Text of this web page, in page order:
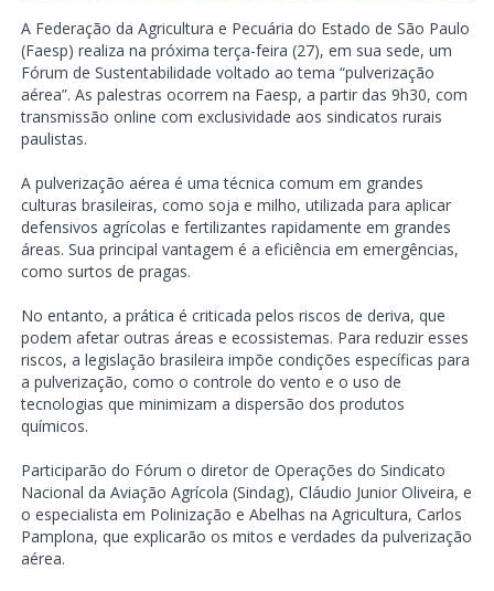
A Federação da Agricultura e Pecuária do Estado de São Paulo
(Faesp) realiza na próxima terça-feira (27), em sua sede, um
Fórum de Sustentabilidade voltado ao tema “pulverização
aérea”. As palestras ocorrem na Faesp, a partir das 9h30, com
transmissão online com exclusividade aos sindicatos rurais
paulistas.
A pulverização aérea é uma técnica comum em grandes
culturas brasileiras, como soja e milho, utilizada para aplicar
defensivos agrícolas e fertilizantes rapidamente em grandes
áreas. Sua principal vantagem é a eficiência em emergências,
como surtos de pragas.
No entanto, a prática é criticada pelos riscos de deriva, que
podem afetar outras áreas e ecossistemas. Para reduzir esses
riscos, a legislação brasileira impõe condições específicas para
a pulverização, como o controle do vento e o uso de
tecnologias que minimizam a dispersão dos produtos
químicos.
Participarão do Fórum o diretor de Operações do Sindicato
Nacional da Aviação Agrícola (Sindag), Cláudio Junior Oliveira, e
o especialista em Polinização e Abelhas na Agricultura, Carlos
Pamplona, que explicarão os mitos e verdades da pulverização
aérea.